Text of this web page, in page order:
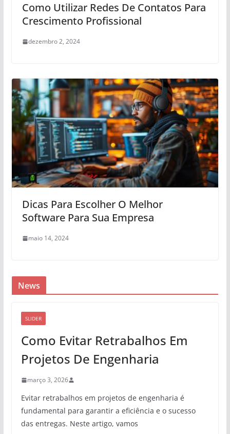
Como Utilizar Redes De Contatos Para
Crescimento Profissional
dezembro 2, 2024
Dicas Para Escolher O Melhor
Software Para Sua Empresa
maio 14, 2024
News
SLIDER
Como Evitar Retrabalhos Em
Projetos De Engenharia
março 3, 2026
Evitar retrabalhos em projetos de engenharia é
fundamental para garantir a eficiência e o sucesso
das entregas. Neste artigo, vamos